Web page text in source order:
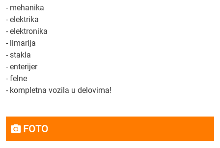
- mehanika
- elektrika
- elektronika
- limarija
- stakla
- enterijer
- felne
- kompletna vozila u delovima!
FOTO